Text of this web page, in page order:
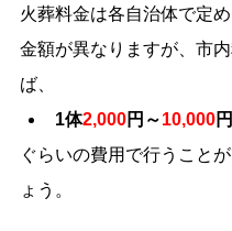
火葬料金は各自治体で定
金額が異なりますが、市
ば、
1体2,000円～10,000円
ぐらいの費用で行うこと
ょう。